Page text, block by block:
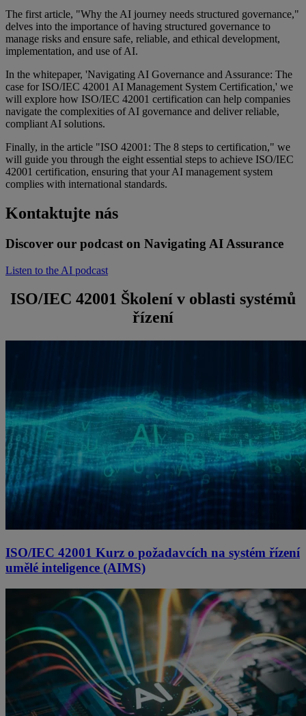
The first article, "Why the AI journey needs structured governance,"
delves into the importance of having structured governance to
manage risks and ensure safe, reliable, and ethical development,
implementation, and use of AI.
In the whitepaper, 'Navigating AI Governance and Assurance: The
case for ISO/IEC 42001 AI Management System Certification,' we
will explore how ISO/IEC 42001 certification can help companies
navigate the complexities of AI governance and deliver reliable,
compliant AI solutions.
Finally, in the article "ISO 42001: The 8 steps to certification," we
will guide you through the eight essential steps to achieve ISO/IEC
42001 certification, ensuring that your AI management system
complies with international standards.
Kontaktujte nás
Discover our podcast on Navigating AI Assurance
Listen to the AI podcast
ISO/IEC 42001 Školení v oblasti systémů
řízení
ISO/IEC 42001 Kurz o požadavcích na systém řízení
umělé inteligence (AIMS)